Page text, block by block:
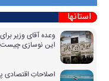
استانها
وعده آقای وزیر
این نوسازی
اصلاحاتِ اقتصادی